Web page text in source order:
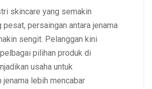
skincare yang semakin
pesat, persaingan antara jenama
sengit. Pelanggan kini
pilihan produk di
usaha untuk
jenama lebih mencabar